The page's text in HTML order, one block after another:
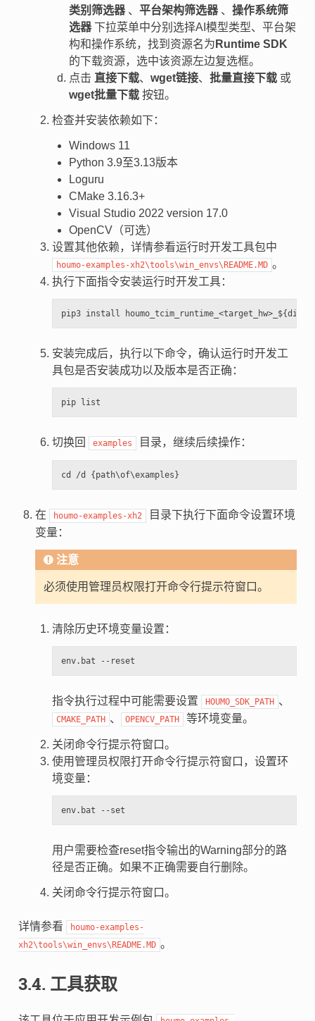
类别筛选器、 平台架构筛选器、 操作系统筛
选器下拉菜单中分别选择AI模型类型、平台架
构和操作系统，找到资源名为 Runtime SDK
的下载资源，选中该资源左边复选框。
点击 直接下载、 wget链接、 批量直接下载或
wget批量下载按钮。
检查并安装依赖如下：
Windows 11
Python 3.9至3.13版本
Loguru
CMake 3.16.3+
Visual Studio 2022 version 17.0
OpenCV（可选）
设置其他依赖，详情参看运行时开发工具包中
houmo-examples-xh2\tools\win_envs\README.MD 。
执行下面指令安装运行时开发工具：
安装完成后，执行以下命令，确认运行时开发工
具包是否安装成功以及版本是否正确：
切换回 examples 目录，继续后续操作：
在 houmo-examples-xh2
目录下执行下面命令设置环境
变量：
注意
必须使用管理员权限打开命令行提示符窗口。
清除历史环境变量设置：
指令执行过程中可能需要设置 HOUMO_SDK_PATH 、
CMAKE_PATH 、 OPENCV_PATH 等环境变量。
关闭命令行提示符窗口。
使用管理员权限打开命令行提示符窗口，设置环
境变量：
用户需要检查reset指令输出的Warning部分的路
径是否正确。如果不正确需要自行删除。
关闭命令行提示符窗口。
详情参看
houmo-examples-
xh2\tools\win_envs\README.MD 。
3.4. 工具获取